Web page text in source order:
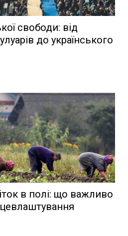
свободи: від
до українського
в полі: що важливо